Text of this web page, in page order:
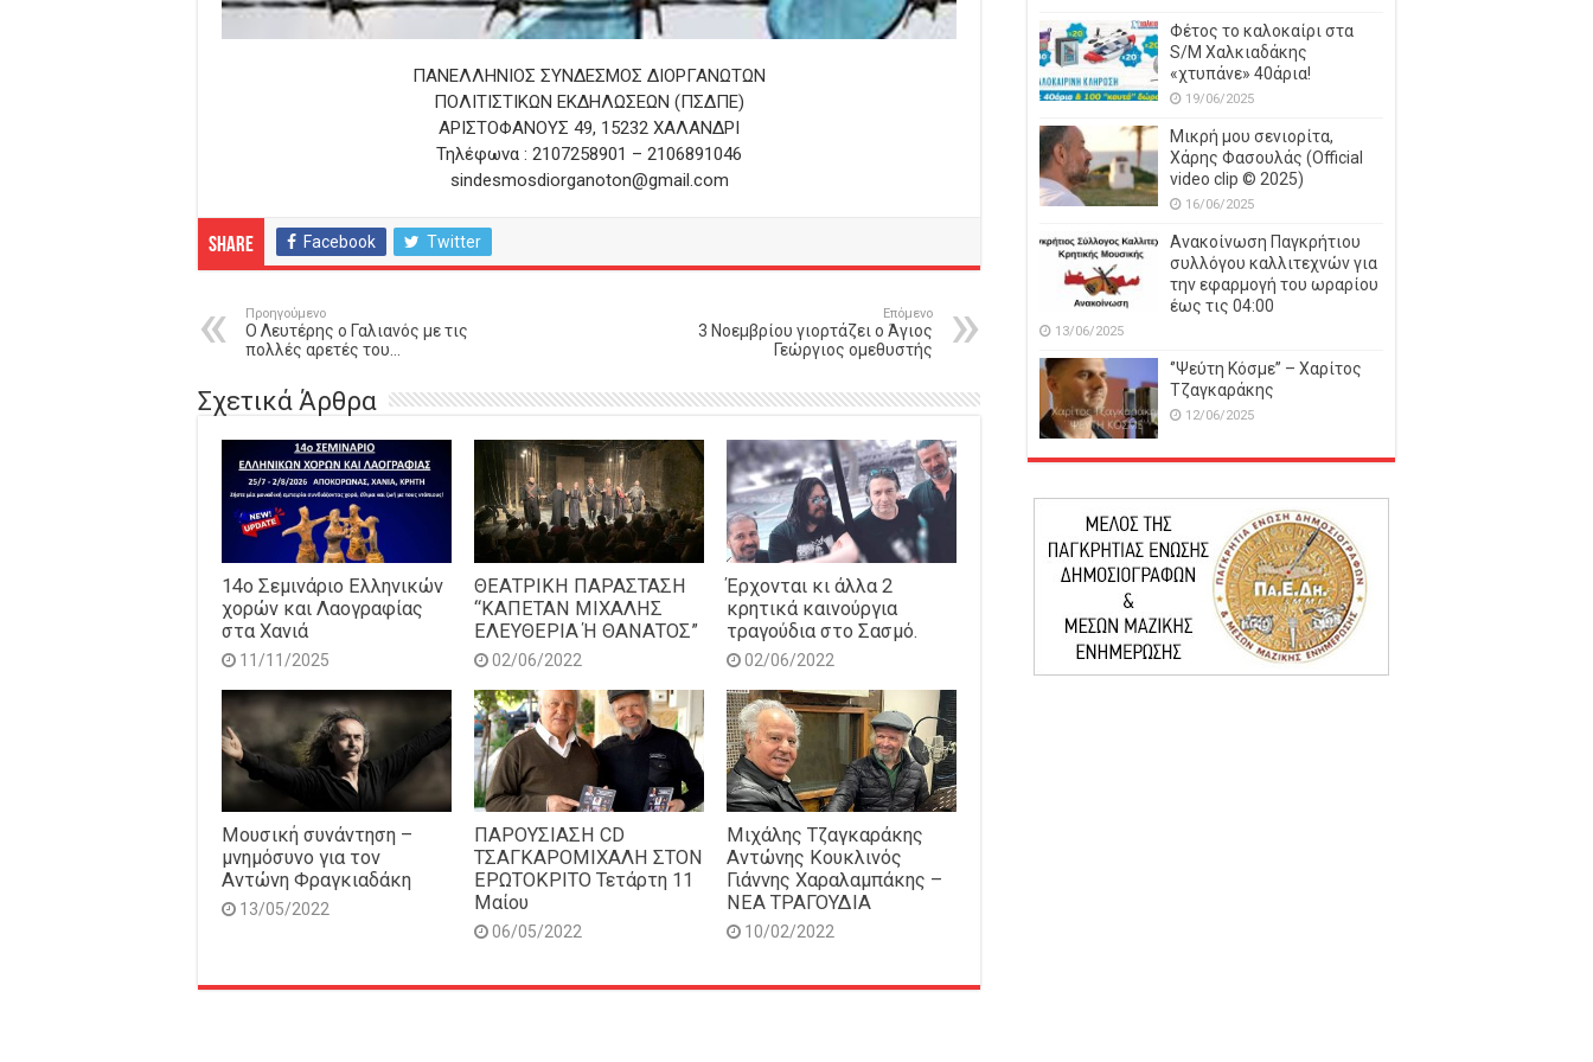
ΠΑΝΕΛΛΗΝΙΟΣ ΣΥΝΔΕΣΜΟΣ ΔΙΟΡΓΑΝΩΤΩΝ
ΠΟΛΙΤΙΣΤΙΚΩΝ ΕΚΔΗΛΩΣΕΩΝ (ΠΣΔΠΕ)
ΑΡΙΣΤΟΦΑΝΟΥΣ 49, 15232 ΧΑΛΑΝΔΡΙ
Τηλέφωνα : 2107258901 – 2106891046
sindesmosdiorganoton@gmail.com
Share Facebook Twitter
Προηγούμενο
Ο Λευτέρης ο Γαλιανός με τις
πολλές αρετές του…
Επόμενο
3 Νοεμβρίου γιορτάζει ο Άγιος
Γεώργιος ομεθυστής
Σχετικά Άρθρα
14o Σεμινάριο Ελληνικών
χορών και Λαογραφίας
στα Χανιά
11/11/2025
ΘΕΑΤΡΙΚΗ ΠΑΡΑΣΤΑΣΗ
“ΚΑΠΕΤΑΝ ΜΙΧΑΛΗΣ
ΕΛΕΥΘΕΡΙΑ Ή ΘΑΝΑΤΟΣ”
02/06/2022
Έρχονται κι άλλα 2
κρητικά καινούργια
τραγούδια στο Σασμό.
02/06/2022
Μουσική συνάντηση –
μνημόσυνο για τον
Αντώνη Φραγκιαδάκη
13/05/2022
ΠΑΡΟΥΣΙΑΣΗ CD
ΤΣΑΓΚΑΡΟΜΙΧΑΛΗ ΣΤΟΝ
ΕΡΩΤΟΚΡΙΤΟ Τετάρτη 11
Μαίου
06/05/2022
Μιχάλης Τζαγκαράκης
Αντώνης Κουκλινός
Γιάννης Χαραλαμπάκης –
ΝΕΑ ΤΡΑΓΟΥΔΙΑ
10/02/2022
Φέτος το καλοκαίρι στα
S/M Χαλκιαδάκης
«χτυπάνε» 40άρια!
19/06/2025
Μικρή μου σενιορίτα,
Χάρης Φασουλάς (Official
video clip © 2025)
16/06/2025
Ανακοίνωση Παγκρήτιου
συλλόγου καλλιτεχνών για
την εφαρμογή του ωραρίου
έως τις 04:00
13/06/2025
‘’Ψεύτη Κόσμε’’ – Χαρίτος
Τζαγκαράκης
12/06/2025